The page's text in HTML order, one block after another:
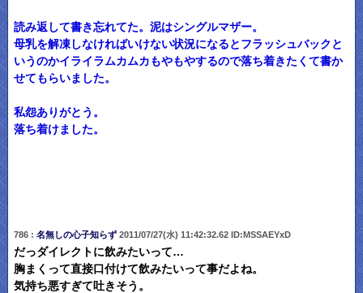
読み返して書き忘れてた。泥はシングルマザー。
母乳を解凍しなければいけない状況になるとフラッシュバックと
いうのかイライラムカムカもやもやするので落ち着きたくて書か
せてもらいました。
私怨ありがとう。
落ち着けました。
786 : 名無しの心子知らず2011/07/27(水) 11:42:32.62 ID:MSSAEYxD
だっダイレクトに飲みたいって…
胸まくって直接口付けて飲みたいって事だよね。
気持ち悪すぎて吐きそう。